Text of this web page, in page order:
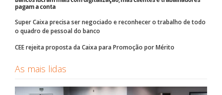
pagam a conta
Super Caixa precisa ser negociado e reconhecer o trabalho de todo
o quadro de pessoal do banco
CEE rejeita proposta da Caixa para Promoção por Mérito
As mais lidas